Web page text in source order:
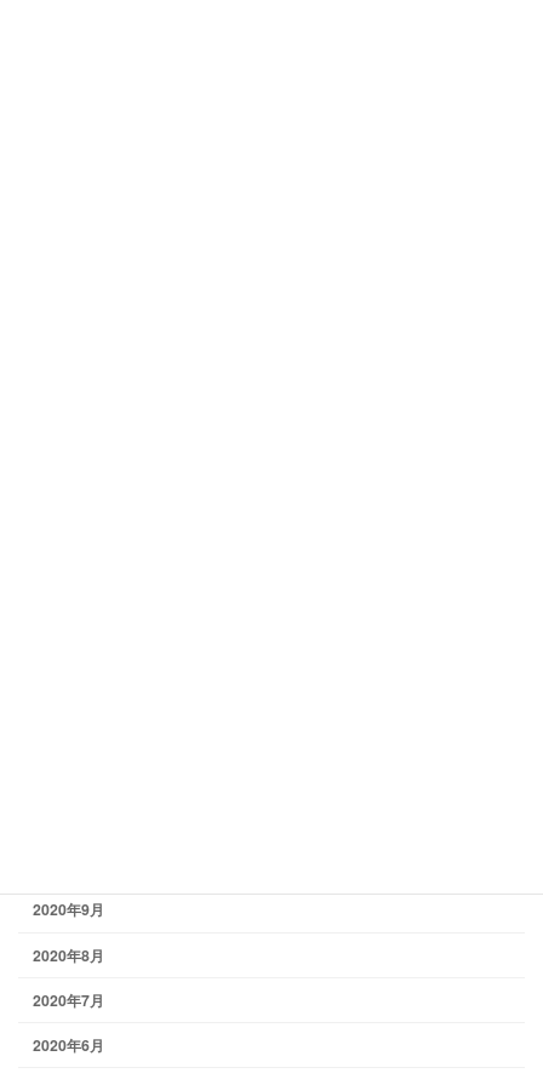
2020年9月
2020年8月
2020年7月
2020年6月